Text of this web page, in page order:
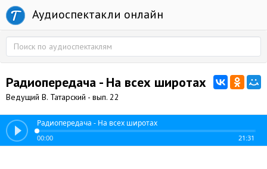
Аудиоспектакли онлайн
Радиопередача - На всех широтах
Ведущий В. Татарский - вып. 22
Радиопередача - На всех широтах
00:00 21:31